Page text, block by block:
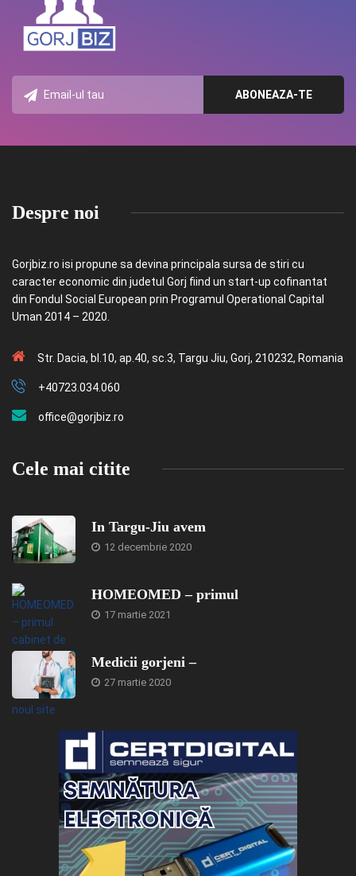
Despre noi
Gorjbiz.ro isi propune sa devina principala sursa de stiri cu
caracter economic din judetul Gorj fiind un start-up cofinantat
din Fondul Social European prin Programul Operational Capital
Uman 2014 – 2020.
Str. Dacia, bl.10, ap.40, sc.3, Targu Jiu, Gorj, 210232, Romania
+40723.034.060
office@gorjbiz.ro
Cele mai citite
In Targu-Jiu avem
12 decembrie 2020
HOMEOMED – primul
17 martie 2021
Medicii gorjeni –
27 martie 2020